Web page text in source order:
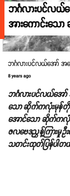
ဘင်္ဂလားပင်လယ်
အားကောင်းသေ
ဘင်္ဂလားပင်လယ်အော် အ
8 years ago
ဘင်္ဂလားပင်လယ်အော်
သော ဆိုက်ကလုံးမုန်တို
အောင်သော ဆိုက်ကလုံ
ဇလဗေဒညွှန့်ကြားမှုဦ
သတင်းထုတ်ပြန်ပါတ